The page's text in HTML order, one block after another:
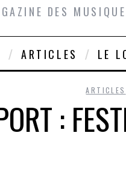
DES
ARTICLES LE
ARTICLES
: